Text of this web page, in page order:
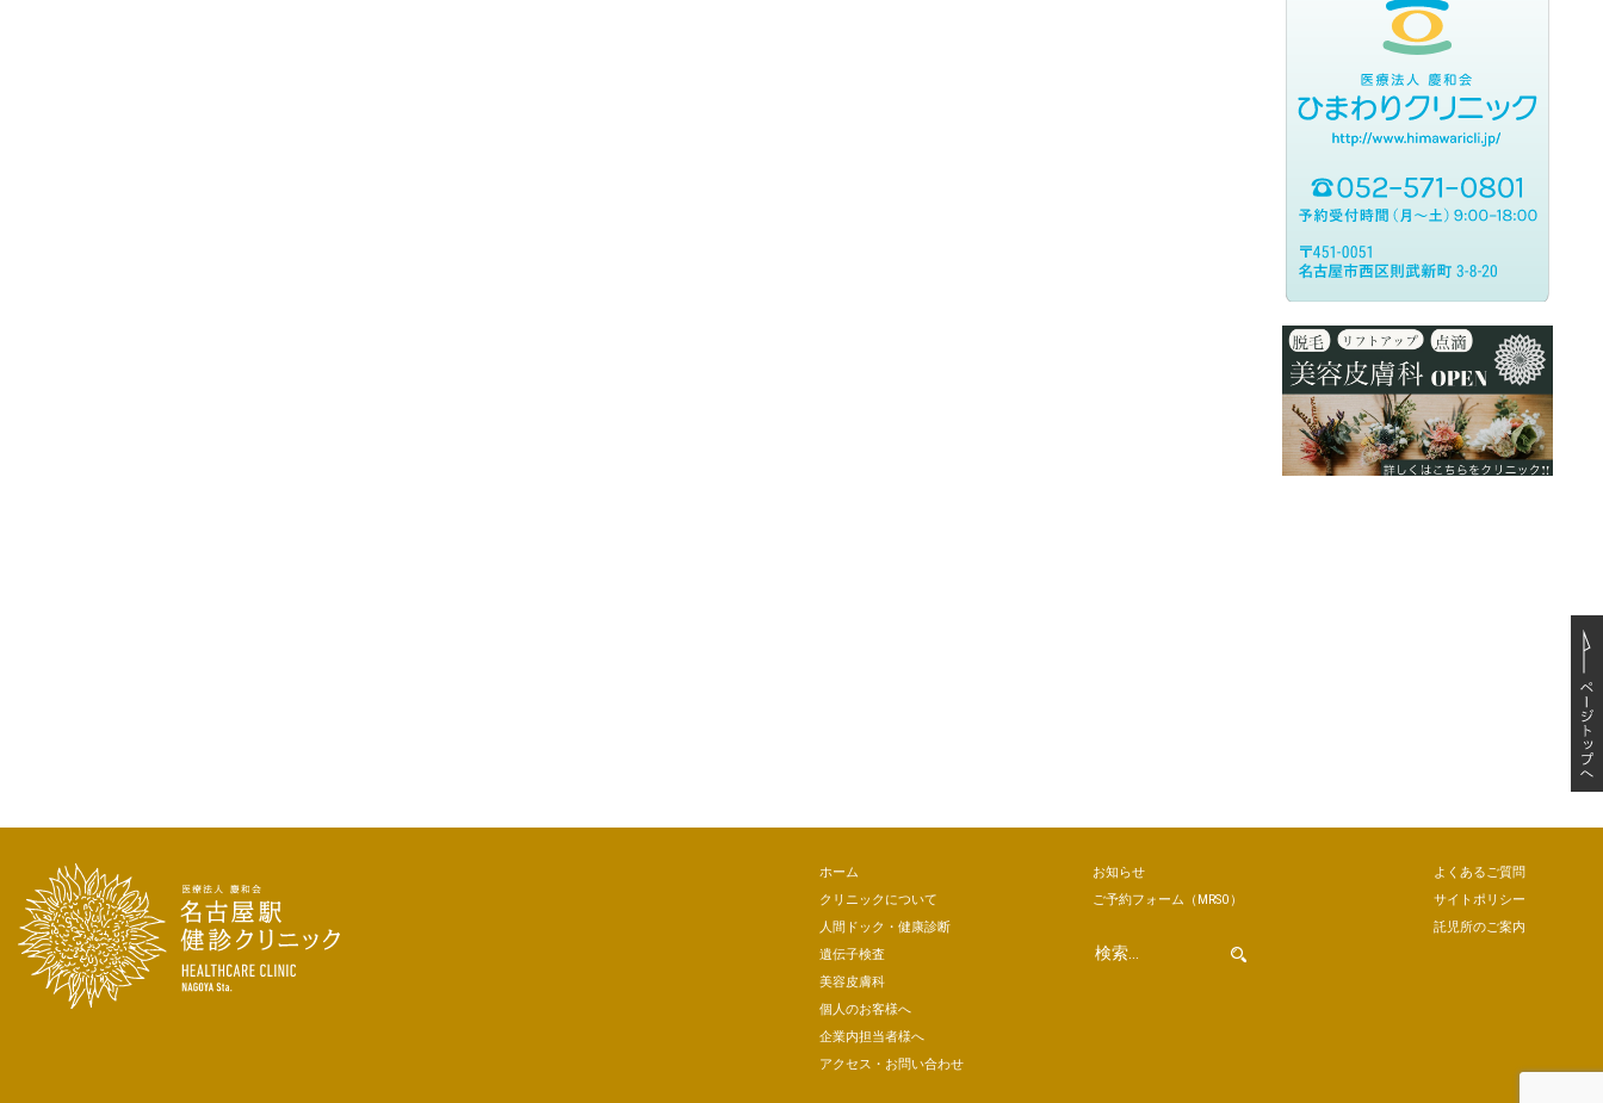
ホーム
クリニックについて
人間ドック・健康診断
遺伝子検査
美容皮膚科
個人のお客様へ
企業内担当者様へ
アクセス・お問い合わせ
お知らせ
ご予約フォーム （MRSO）
よくあるご質問
サイトポリシー
託児所のご案内